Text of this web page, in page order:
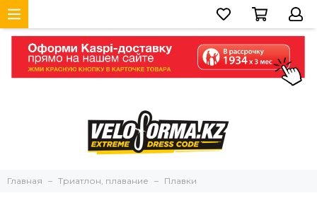
Главная Триатлон, плавание Плавки